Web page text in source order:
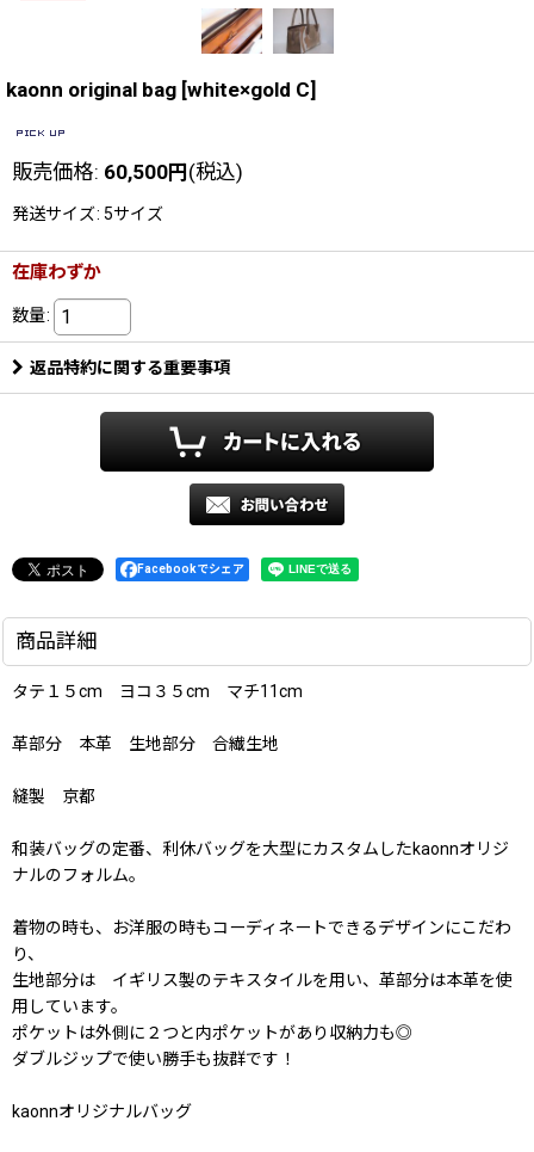
kaonn original bag [white×gold C]
販売価格: 60,500円(税込)
発送サイズ: 5サイズ
在庫わずか
数量:
返品特約に関する重要事項
Facebookでシェア
商品詳細
タテ１５cm ヨコ３５cm マチ11cm
革部分 本革 生地部分 合繊生地
縫製 京都
和装バッグの定番、利休バッグを大型にカスタムしたkaonnオリジ
ナルのフォルム。
着物の時も、お洋服の時もコーディネートできるデザインにこだわ
り、
生地部分は イギリス製のテキスタイルを用い、革部分は本革を使
用しています。
ポケットは外側に２つと内ポケットがあり収納力も◎
ダブルジップで使い勝手も抜群です！
kaonnオリジナルバッグ